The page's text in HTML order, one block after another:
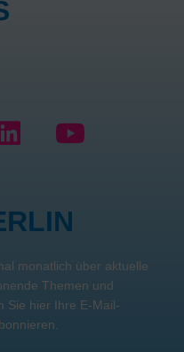
L
i
e
d
i
n
Y
o
u
b
e
monatlich über aktuelle
Themen und
Sie hier Ihre E-Mail-